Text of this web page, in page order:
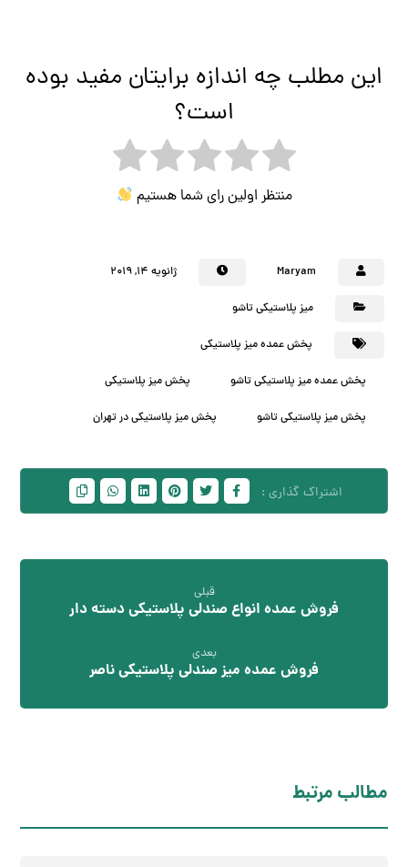
این مطلب چه اندازه برایتان مفید بوده
است؟
منتظر اولین رای شما هستیم
Maryam ژانویه ۱۴, ۲۰۱۹
میز پلاستیکی تاشو
پخش عمده میز پلاستیکی
پخش عمده میز پلاستیکی تاشو پخش میز پلاستیکی
پخش میز پلاستیکی تاشو پخش میز پلاستیکی در تهران
قبلی
فروش عمده انواع صندلی پلاستیکی دسته دار
بعدی
فروش عمده میز صندلی پلاستیکی ناصر
مطالب مرتبط